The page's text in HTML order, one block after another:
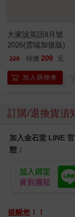
大家說英語8月號
2026(雲端加值版)
220 特價 209 元
加入購物車
訂購/退換貨須
加入金石堂 LINE
態：
提醒您！！